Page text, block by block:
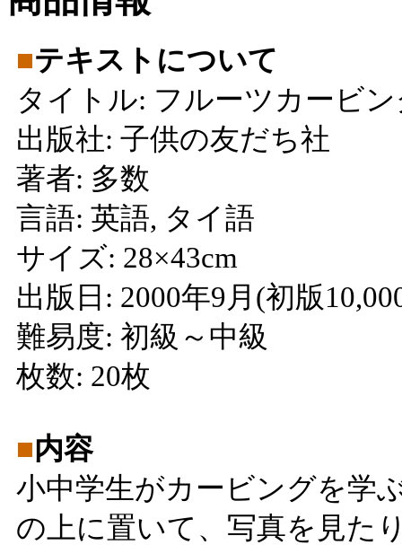
■テキストについて
タイトル: フルーツカービ
出版社: 子供の友だち社
著者: 多数
言語: 英語, タイ語
サイズ: 28×43cm
出版日: 2000年9月(初版
難易度: 初級～中級
枚数: 20枚
■内容
小中学生がカービングを学
の上に置いて、写真を見た